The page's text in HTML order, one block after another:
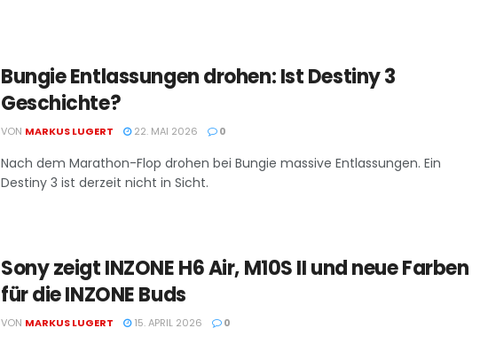
Bungie Entlassungen drohen: Ist Destiny 3
Geschichte?
VON MARKUS LUGERT 22. MAI 2026 0
Nach dem Marathon-Flop drohen bei Bungie massive Entlassungen. Ein
Destiny 3 ist derzeit nicht in Sicht.
Sony zeigt INZONE H6 Air, M10S II und neue Farben
für die INZONE Buds
VON MARKUS LUGERT 15. APRIL 2026 0